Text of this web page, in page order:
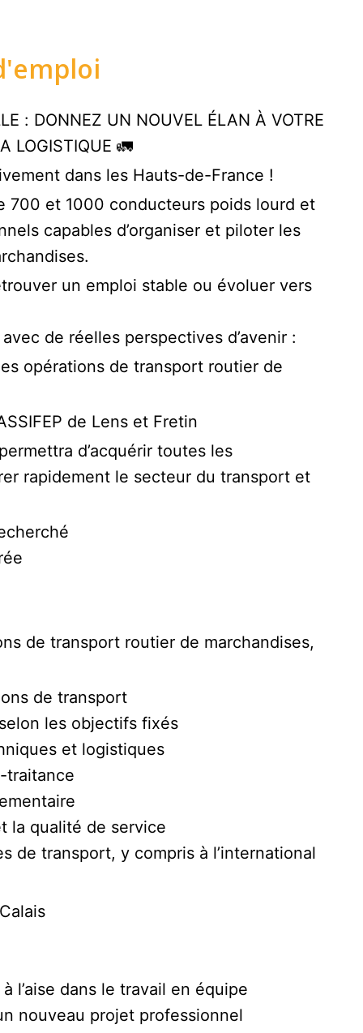
: DONNEZ UN NOUVEL ÉLAN À VOTRE
LOGISTIQUE 🚛
dans les Hauts-de-France !
700 et 1000 conducteurs poids lourd et
capables d’organiser et piloter les
un emploi stable ou évoluer vers
de réelles perspectives d’avenir :
opérations de transport routier de
de Lens et Fretin
d’acquérir toutes les
rapidement le secteur du transport et
de transport routier de marchandises,
de transport
les objectifs fixés
et logistiques
traitance
la qualité de service
de transport, y compris à l’international
l’aise dans le travail en équipe
nouveau projet professionnel